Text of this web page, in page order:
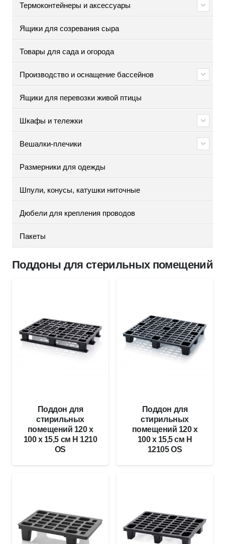
Термоконтейнеры и аксессуары
Ящики для созревания сыра
Товары для сада и огорода
Производство и оснащение бассейнов
Ящики для перевозки живой птицы
Шкафы и тележки
Вешалки-плечики
Размерники для одежды
Шпули, конусы, катушки ниточные
Дюбели для крепления проводов
Пакеты
Поддоны для стерильных помещений
Поддон для
стирильных
помещений 120 x
100 x 15,5 см H 1210
OS
Поддон для
стирильных
помещений 120 x
100 x 15,5 см H
12105 OS